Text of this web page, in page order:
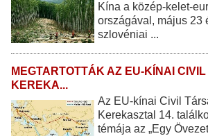
Kína a közép-kelet-
országával, május 23
szlovéniai ...
MEGTARTOTTÁK AZ EU-KÍNAI
KEREKA...
Az EU-kínai Civil
Kerekasztal 14.
témája az „Egy